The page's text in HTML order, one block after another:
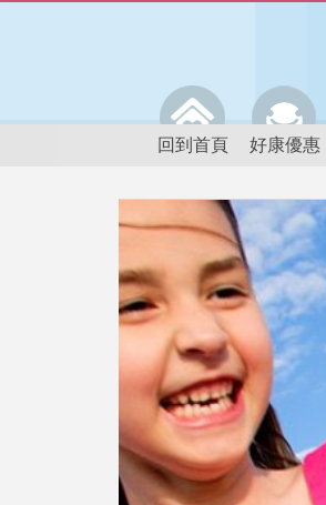
回到首頁 好康優惠